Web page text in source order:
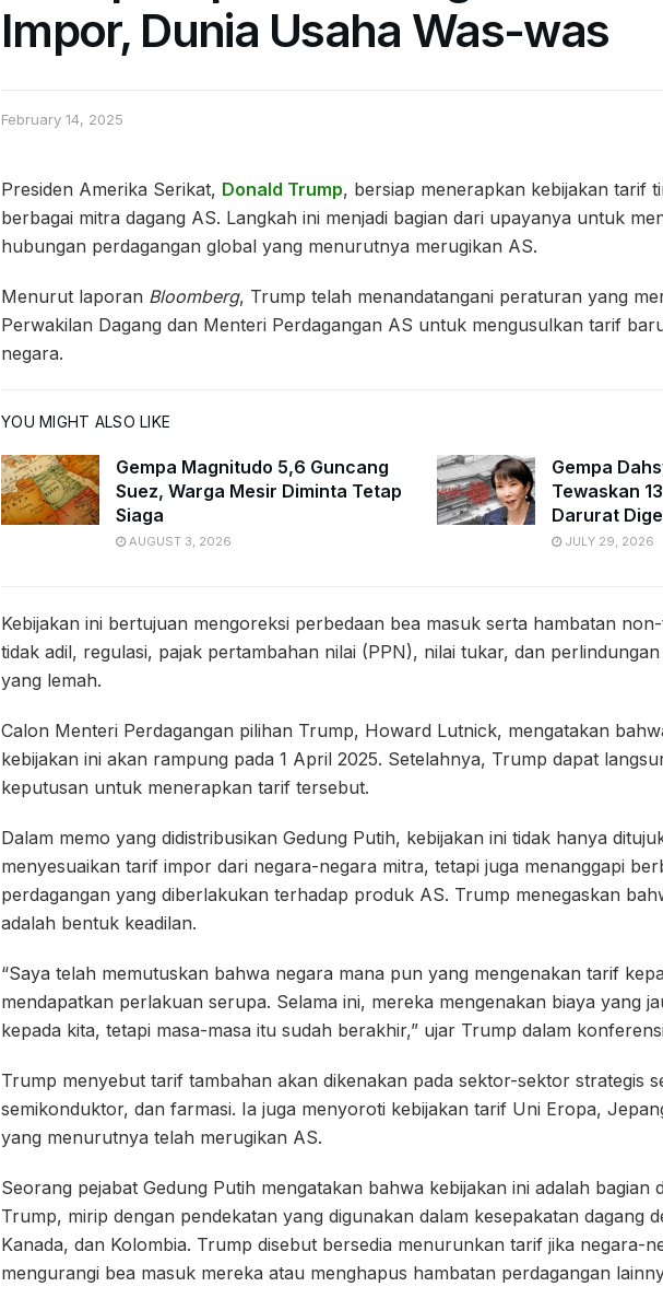
Impor, Dunia Usaha Was-was
February 14, 2025
Presiden Amerika Serikat, Donald Trump, bersiap menerapkan kebijakan tarif
berbagai mitra dagang AS. Langkah ini menjadi bagian dari upayanya untuk
hubungan perdagangan global yang menurutnya merugikan AS.
Menurut laporan Bloomberg, Trump telah menandatangani peraturan yang
Perwakilan Dagang dan Menteri Perdagangan AS untuk mengusulkan tarif
negara.
YOU MIGHT ALSO LIKE
Gempa Magnitudo 5,6 Guncang
Suez, Warga Mesir Diminta Tetap
Siaga
AUGUST 3, 2026
Gempa
Tewaskan
Darurat
JULY 29, 2026
Kebijakan ini bertujuan mengoreksi perbedaan bea masuk serta hambatan
tidak adil, regulasi, pajak pertambahan nilai (PPN), nilai tukar, dan
yang lemah.
Calon Menteri Perdagangan pilihan Trump, Howard Lutnick, mengatakan
kebijakan ini akan rampung pada 1 April 2025. Setelahnya, Trump dapat
keputusan untuk menerapkan tarif tersebut.
Dalam memo yang didistribusikan Gedung Putih, kebijakan ini tidak hanya
menyesuaikan tarif impor dari negara-negara mitra, tetapi juga menanggapi
perdagangan yang diberlakukan terhadap produk AS. Trump menegaskan
adalah bentuk keadilan.
“Saya telah memutuskan bahwa negara mana pun yang mengenakan tarif
mendapatkan perlakuan serupa. Selama ini, mereka mengenakan biaya yang
kepada kita, tetapi masa-masa itu sudah berakhir,” ujar Trump dalam
Trump menyebut tarif tambahan akan dikenakan pada sektor-sektor strategis
semikonduktor, dan farmasi. Ia juga menyoroti kebijakan tarif Uni Eropa,
yang menurutnya telah merugikan AS.
Seorang pejabat Gedung Putih mengatakan bahwa kebijakan ini adalah bagian
Trump, mirip dengan pendekatan yang digunakan dalam kesepakatan dagang
Kanada, dan Kolombia. Trump disebut bersedia menurunkan tarif jika negara-
mengurangi bea masuk mereka atau menghapus hambatan perdagangan